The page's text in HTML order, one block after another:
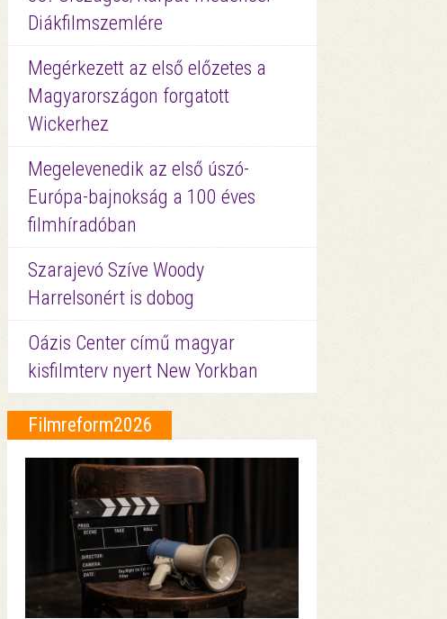
Diákfilmszemlére
Megérkezett az első előzetes a
Magyarországon forgatott
Wickerhez
Megelevenedik az első úszó-
Európa-bajnokság a 100 éves
filmhíradóban
Szarajevó Szíve Woody
Harrelsonért is dobog
Oázis Center című magyar
kisfilmterv nyert New Yorkban
Filmreform2026